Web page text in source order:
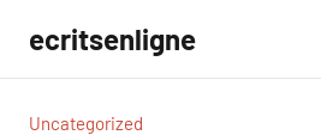
contenu
ecritsenligne
Uncategorized